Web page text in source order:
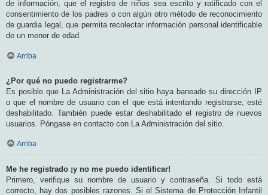
de información, que el registro de niños sea escrito y ratificado con el
consentimiento de los padres o con algún otro método de reconocimiento
de guardia legal, que permita recolectar información personal identificable
de un menor de edad.
Arriba
¿Por qué no puedo registrarme?
Es posible que La Administración del sitio haya baneado su dirección IP
o que el nombre de usuario con el que está intentando registrarse, esté
deshabilitado. También puede estar deshabilitado el registro de nuevos
usuarios. Póngase en contacto con La Administración del sitio.
Arriba
Me he registrado ¡y no me puedo identificar!
Primero, verifique su nombre de usuario y contraseña. Si todo está
correcto, hay dos posibles razones. Si el Sistema de Protección Infantil